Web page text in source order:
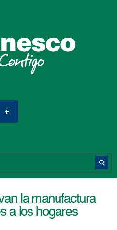
la manufactura
a los hogares